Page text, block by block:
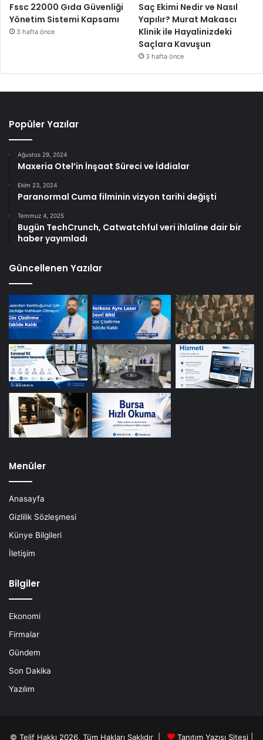
Fssc 22000 Gıda Güvenliği
Yönetim Sistemi Kapsamı
3 hafta önce
Saç Ekimi Nedir ve Nasıl
Yapılır? Murat Makascı
Klinik ile Hayalinizdeki
Saçlara Kavuşun
3 hafta önce
Popüler Yazılar
Ağustos 29, 2024
Maxeria Otel’in İnşaat Süreci ve İddialar
Ekim 23, 2024
Paranormal Cuma filminin vizyon tarihi değişti
Temmuz 4, 2025
Bugün TechCrunch, Catwatchful veri ihlaline dair bir
haber yayımladı
Güncellenen Yazılar
Menüler
Anasayfa
Gizlilik Sözleşmesi
Künye Bilgileri
İletişim
Bilgiler
Ekonomi
Firmalar
Gündem
Son Dakika
Yazılım
© Telif Hakkı 2026, Tüm Hakları Saklıdır | Tanıtım Yazısı Sitesi |